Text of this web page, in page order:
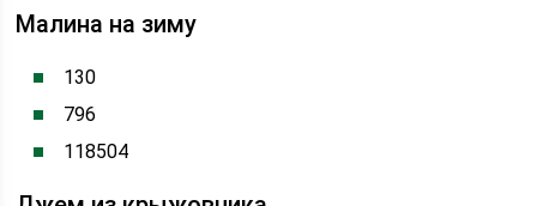
Малина на зиму
130
796
118504